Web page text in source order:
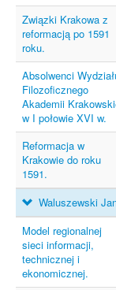
Związki Krakowa z
reformacją po 1591
roku.
Absolwenci
Filozoficznego
Akademii
w I połowie XVI w.
Reformacja w
Krakowie do roku
1591.
Waluszewski
Model regionalnej
sieci informacji,
technicznej i
ekonomicznej.